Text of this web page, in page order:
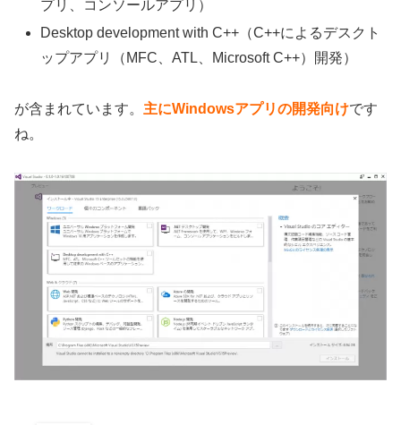
プリ、コンソールアプリ）
Desktop development with C++（C++によるデスクト
ップアプリ（MFC、ATL、Microsoft C++）開発）
が含まれています。 主にWindowsアプリの開発向けです
ね。